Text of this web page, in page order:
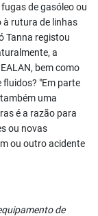
de gasóleo ou
à rutura de linhas
Tanna registou
a
bem como
fluidos? "Em parte
uma
é a razão para
ou novas
ou outro acidente
de